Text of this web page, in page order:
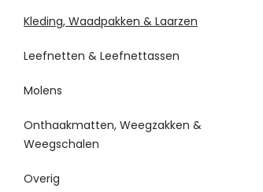
Kleding, Waadpakken & Laarzen
Leefnetten & Leefnettassen
Molens
Onthaakmatten, Weegzakken &
Weegschalen
Overig